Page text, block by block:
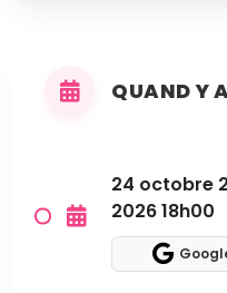
QUAND Y
24 octobre
2026 18h00